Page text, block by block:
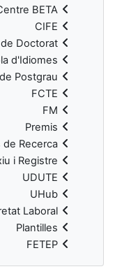
BETA
CIFE
Doctorat
d'Idiomes
Postgrau
FCTE
FM
Premis
de Recerca
i Registre
UDUTE
UHub
Laboral
Plantilles
FETEP